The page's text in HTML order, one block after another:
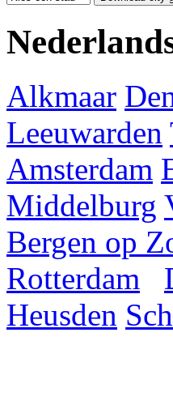
Alkmaar
Leeuwarden
Amsterdam
Middelburg
Bergen op
Rotterdam
Heusden